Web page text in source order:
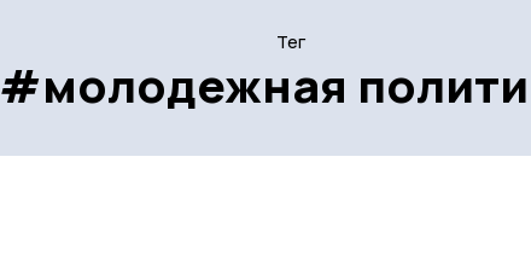
Тег
#молодежная